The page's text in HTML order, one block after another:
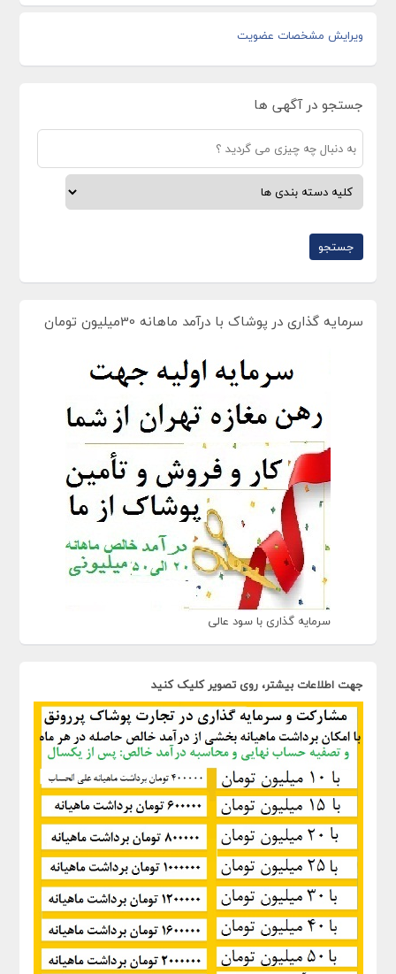
ویرایش مشخصات عضویت
جستجو در آگهی ها
سرمایه گذاری در پوشاک با درآمد ماهانه 30میلیون تومان
سرمایه گذاری با سود عالی
جهت اطلاعات بیشتر، روی تصویر کلیک کنید